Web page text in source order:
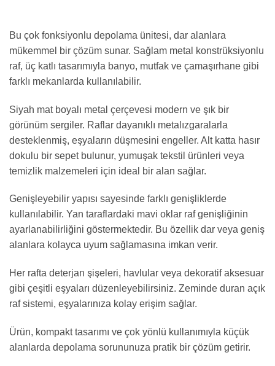
Bu çok fonksiyonlu depolama ünitesi, dar alanlara
mükemmel bir çözüm sunar. Sağlam metal konstrüksiyonlu
raf, üç katlı tasarımıyla banyo, mutfak ve çamaşırhane gibi
farklı mekanlarda kullanılabilir.
Siyah mat boyalı metal çerçevesi modern ve şık bir
görünüm sergiler. Raflar dayanıklı metalızgaralarla
desteklenmiş, eşyaların düşmesini engeller. Alt katta hasır
dokulu bir sepet bulunur, yumuşak tekstil ürünleri veya
temizlik malzemeleri için ideal bir alan sağlar.
Genişleyebilir yapısı sayesinde farklı genişliklerde
kullanılabilir. Yan taraflardaki mavi oklar raf genişliğinin
ayarlanabilirliğini göstermektedir. Bu özellik dar veya geniş
alanlara kolayca uyum sağlamasına imkan verir.
Her rafta deterjan şişeleri, havlular veya dekoratif aksesuar
gibi çeşitli eşyaları düzenleyebilirsiniz. Zeminde duran açık
raf sistemi, eşyalarınıza kolay erişim sağlar.
Ürün, kompakt tasarımı ve çok yönlü kullanımıyla küçük
alanlarda depolama sorununuza pratik bir çözüm getirir.